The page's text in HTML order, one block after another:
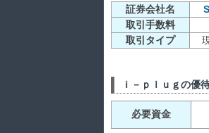
証券会社名
取引手数料
取引タイプ
ｉ－ｐｌｕｇの優
必要資金